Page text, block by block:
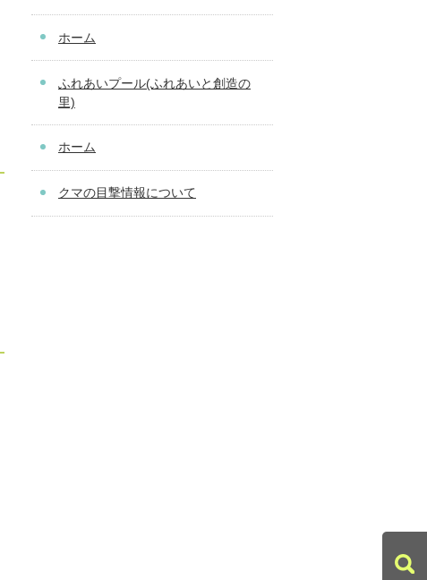
ホーム
ふれあいプール(ふれあいと創造の
里)
ホーム
クマの目撃情報について